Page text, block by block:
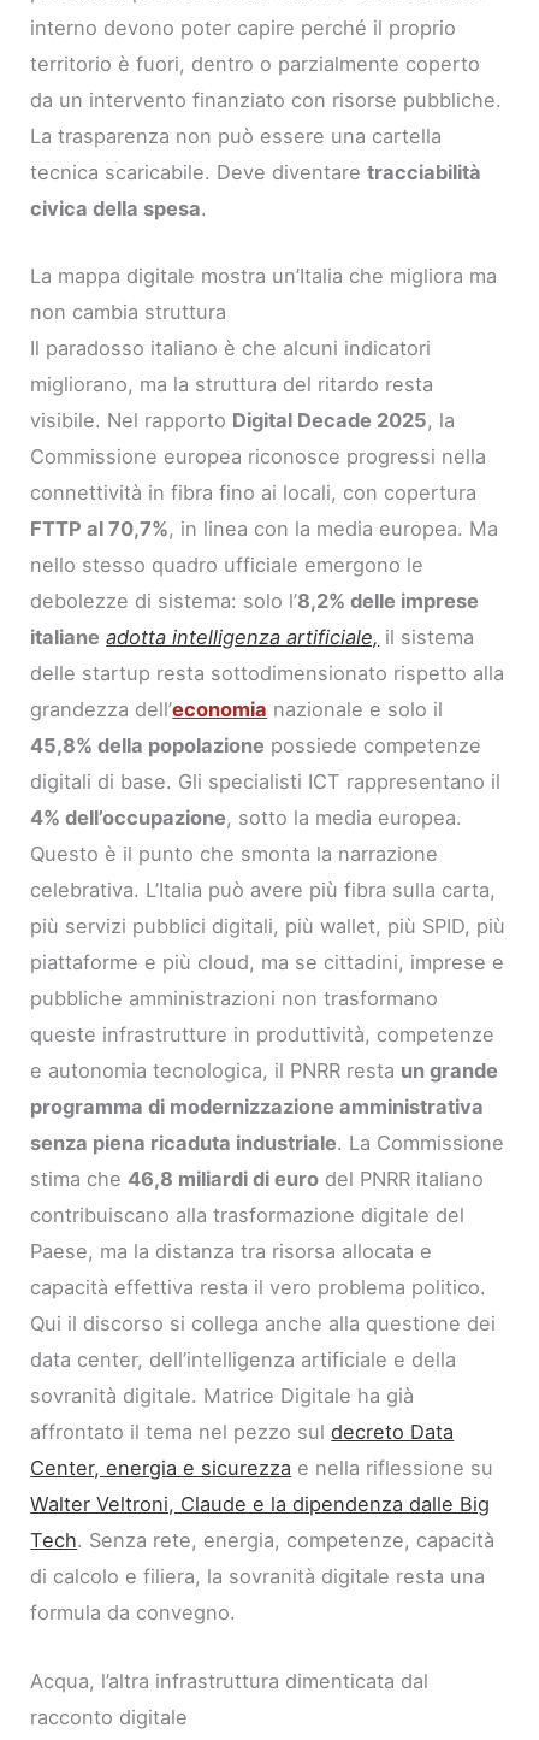
interno devono poter capire perché il proprio
territorio è fuori, dentro o parzialmente coperto
da un intervento finanziato con risorse pubbliche.
La trasparenza non può essere una cartella
tecnica scaricabile. Deve diventaretracciabilità
civica della spesa.
La mappa digitale mostra un’Italia che migliora ma
non cambia struttura
Il paradosso italiano è che alcuni indicatori
migliorano, ma la struttura del ritardo resta
visibile. Nel rapporto Digital Decade 2025, la
Commissione europea riconosce progressi nella
connettività in fibra fino ai locali, con copertura
FTTP al 70,7%, in linea con la media europea. Ma
nello stesso quadro ufficiale emergono le
debolezze di sistema: solo l’8,2% delle imprese
italiane adotta intelligenza artificiale, il sistema
delle startup resta sottodimensionato rispetto alla
grandezza dell’economia nazionale e solo il
45,8% della popolazione possiede competenze
digitali di base. Gli specialisti ICT rappresentano il
4% dell’occupazione, sotto la media europea.
Questo è il punto che smonta la narrazione
celebrativa. L’Italia può avere più fibra sulla carta,
più servizi pubblici digitali, più wallet, più SPID, più
piattaforme e più cloud, ma se cittadini, imprese e
pubbliche amministrazioni non trasformano
queste infrastrutture in produttività, competenze
e autonomia tecnologica, il PNRR resta un grande
programma di modernizzazione amministrativa
senza piena ricaduta industriale. La Commissione
stima che46,8 miliardi di euro del PNRR italiano
contribuiscano alla trasformazione digitale del
Paese, ma la distanza tra risorsa allocata e
capacità effettiva resta il vero problema politico.
Qui il discorso si collega anche alla questione dei
data center, dell’intelligenza artificiale e della
sovranità digitale. Matrice Digitale ha già
affrontato il tema nel pezzo suldecreto Data
Center, energia e sicurezza e nella riflessione su
Walter Veltroni, Claude e la dipendenza dalle Big
Tech. Senza rete, energia, competenze, capacità
di calcolo e filiera, la sovranità digitale resta una
formula da convegno.
Acqua, l’altra infrastruttura dimenticata dal
racconto digitale